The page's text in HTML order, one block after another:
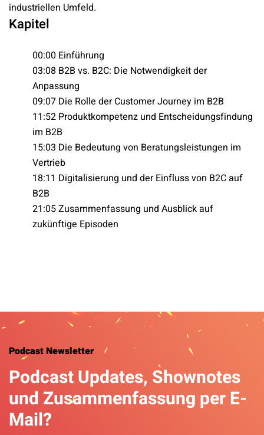
industriellen Umfeld.
Kapitel
00:00 Einführung
03:08 B2B vs. B2C: Die Notwendigkeit der
Anpassung
09:07 Die Rolle der Customer Journey im B2B
11:52 Produktkompetenz und Entscheidungsfindung
im B2B
15:03 Die Bedeutung von Beratungsleistungen im
Vertrieb
18:11 Digitalisierung und der Einfluss von B2C auf
B2B
21:05 Zusammenfassung und Ausblick auf
zukünftige Episoden
Podcast Newsletter
Podcast Updates, Shownotes
und Zusammenfassung per E-
Mail?